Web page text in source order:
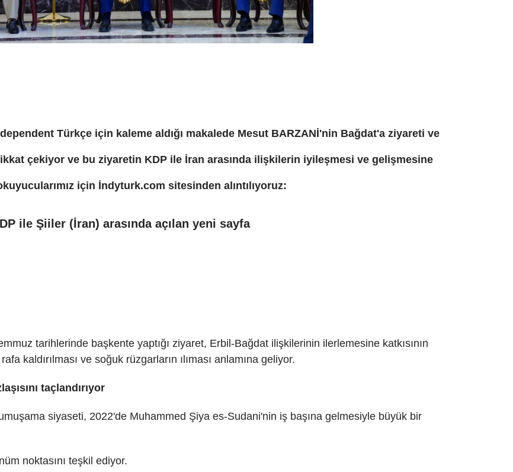
Türkçe için kaleme aldığı makalede Mesut BARZANİ'nin Bağdat'a ziyareti ve
çekiyor ve bu ziyaretin KDP ile İran arasında ilişkilerin iyileşmesi ve gelişmesine
için İndyturk.com sitesinden alıntılıyoruz:
ile Şiiler (İran) arasında açılan yeni sayfa
tarihlerinde başkente yaptığı ziyaret, Erbil-Bağdat ilişkilerinin ilerlemesine katkısının
kaldırılması ve soğuk rüzgarların ılıması anlamına geliyor.
taçlandırıyor
siyaseti, 2022'de Muhammed Şiya es-Sudani'nin iş başına gelmesiyle büyük bir
noktasını teşkil ediyor.